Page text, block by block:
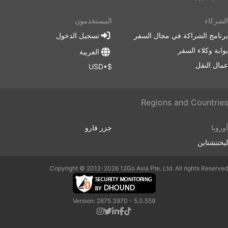
محطة الحافلات قبل ذلك بكثير. لا يستغرق تسجيل
الوصول، حتى على الطرق الدولية، الكثير من الوقت. عادةً
ما تكون بدلات الأمتعة مناسبة جدًا للمسافرين، كما أن
رسوم الأمتعة الإضافية، إذا تم تعيينها على الحدود، ليست
عالية جدًا في العادة.
مختارة من فئات التذاكر لجميع المستويات. قد تكون
الخيارات القياسية الأرخص بطيئة بعض الشيء ولا تقدم
إلى وجهتك. في الطرق الطويلة، يتم تضمين المراحيض أو
محطات المرحاض وكذلك الوجبات الخفيفة والماء وأحيانًا
إذا كنت مستعدًا لإنفاق المزيد، فإن بعض حافلات كبار
الشخصيات يقدمون مقاعد مماثلة لدرجة رجال الأعمال
على متن طائرة ذات مقاعد عريضة ناعمة، وبطانيات، وعدد
أقل من الركاب، والعديد من الامتيازات الأخرى لجعل
الشركاء
برنامج الشراكة في مجال السفر
بوابة وكلاء السفر
عمال النقل
المستخدمون
تسجيل الدخول
العربية
$•USD
Regions and Countries
أوروبا
ليختنشتاين
جزر فارو
Copyright © 2012-2026 12Go Asia Pte. Ltd. All rights Reserved.
Version: 2675.3970 - 5.0.559